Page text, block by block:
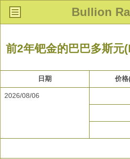
Bullion
前2年钯金的巴巴多斯元
日期 价格
2026/08/06